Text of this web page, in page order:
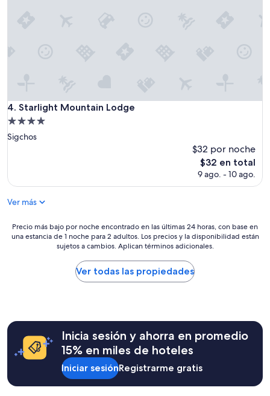
4. Starlight Mountain Lodge
Starlight Mountain Lodge
Propiedad
de
Sigchos
$32 por noche
El
precio
$32 en total
9 ago. - 10 ago.
Ver más
Precio
más
24
horas,
con
base
una
estancia
Precio más bajo por noche encontrado en las últimas 24 horas, con base en
una estancia de 1 noche para 2 adultos. Los precios y la disponibilidad están
sujetos a cambios. Aplican términos adicionales.
Ver todas las propiedades
Inicia sesión y ahorra en promedio
15% en miles de hoteles
Iniciar sesiónRegistrarme gratis